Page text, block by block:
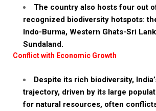
The country also hosts four out
recognized biodiversity hotspots:
Indo-Burma, Western Ghats-Sri
Sundaland.
Conflict with Economic Growth
Despite its rich biodiversity,
trajectory, driven by its large
for natural resources, often